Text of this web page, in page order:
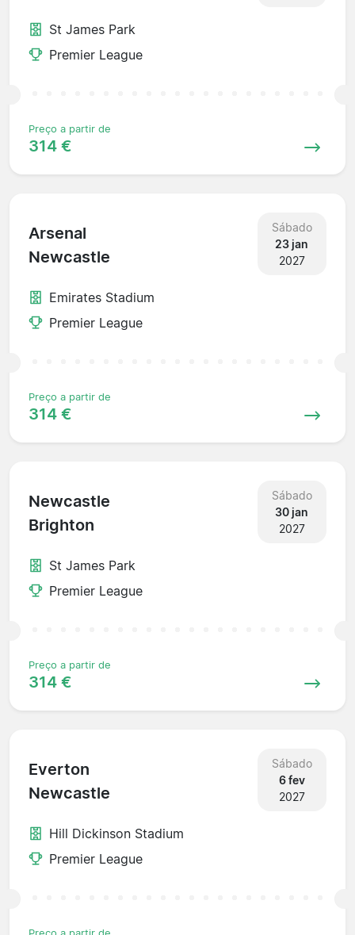
St James Park
Premier League
Preço a partir de
314 €
Arsenal
Newcastle
Sábado
23 jan
2027
Emirates Stadium
Premier League
Preço a partir de
314 €
Newcastle
Brighton
Sábado
30 jan
2027
St James Park
Premier League
Preço a partir de
314 €
Everton
Newcastle
Sábado
6 fev
2027
Hill Dickinson Stadium
Premier League